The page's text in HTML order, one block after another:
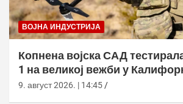
ВОЈНА ИНДУСТРИЈА
Копнена војска САД
1 на великој вежби у
9. август 2026. | 14:45